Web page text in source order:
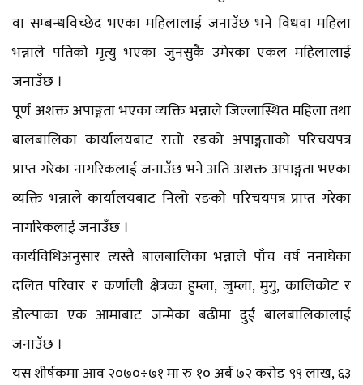
वा सम्बन्धविच्छेद भएका महिलालाई जनाउँछ भने विधवा महिला
भन्नाले पतिको मृत्यु भएका जुनसुकै उमेरका एकल महिलालाई
जनाउँछ ।
पूर्ण अशक्त अपाङ्गता भएका व्यक्ति भन्नाले जिल्लास्थित महिला तथा
बालबालिका कार्यालयबाट रातो रङको अपाङ्गताको परिचयपत्र
प्राप्त गरेका नागरिकलाई जनाउँछ भने अति अशक्त अपाङ्गता भएका
व्यक्ति भन्नाले कार्यालयबाट निलो रङको परिचयपत्र प्राप्त गरेका
नागरिकलाई जनाउँछ ।
कार्यविधिअनुसार त्यस्तै बालबालिका भन्नाले पाँच वर्ष ननाघेका
दलित परिवार र कर्णाली क्षेत्रका हुम्ला, जुम्ला, मुगु, कालिकोट र
डोल्पाका एक आमाबाट जन्मेका बढीमा दुई बालबालिकालाई
जनाउँछ ।
यस शीर्षकमा आव २०७०÷७१ मा रु १० अर्ब ७२ करोड ९९ लाख, ६३